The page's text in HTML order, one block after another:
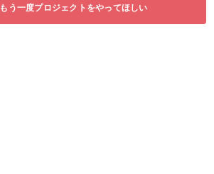
もう一度プロジェクトをやってほしい